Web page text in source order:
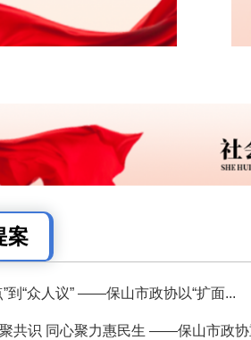
案
”到“众人议” ——保山市政协以“扩面...
共识 同心聚力惠民生 ——保山市政协